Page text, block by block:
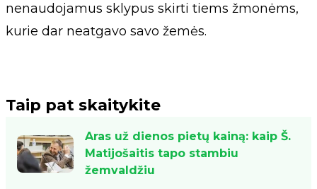
nenaudojamus sklypus skirti tiems žmonėms,
kurie dar neatgavo savo žemės.
Taip pat skaitykite
Aras už dienos pietų kainą: kaip Š.
Matijošaitis tapo stambiu
žemvaldžiu